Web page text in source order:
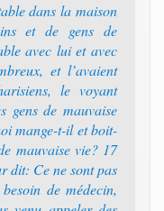
dans la maison
et de gens de
avec lui et avec
et l’avaient
le voyant
gens de mauvaise
mange-t-il et boit-
mauvaise vie? 17
dit: Ce ne sont pas
de médecin,